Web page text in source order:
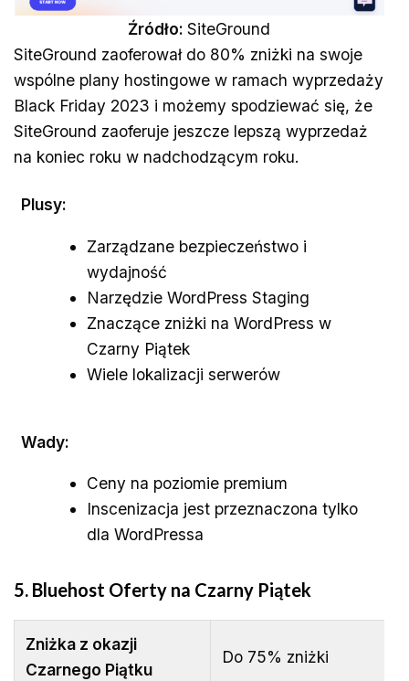
Źródło:SiteGround
SiteGround zaoferował do 80% zniżki na swoje
wspólne plany hostingowe w ramach wyprzedaży
Black Friday 2023 i możemy spodziewać się, że
SiteGround zaoferuje jeszcze lepszą wyprzedaż
na koniec roku w nadchodzącym roku.
Plusy:
Zarządzane bezpieczeństwo i
wydajność
Narzędzie WordPress Staging
Znaczące zniżki na WordPress w
Czarny Piątek
Wiele lokalizacji serwerów
Wady:
Ceny na poziomie premium
Inscenizacja jest przeznaczona tylko
dla WordPressa
5. Bluehost Oferty na Czarny Piątek
Zniżka z okazji
Czarnego Piątku
Do 75% zniżki